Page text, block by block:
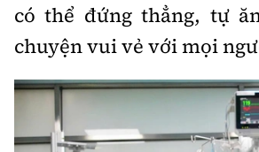
có thể đứng thẳng, tự
chuyện vui vẻ với mọi